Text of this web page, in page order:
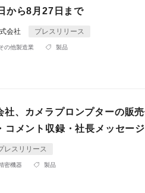
から8月27日まで
会社 プレスリリース
の他製造業 製品
社、カメラプロンプターの販
コメント収録・社長メッセー
レスリリース
密機器 製品